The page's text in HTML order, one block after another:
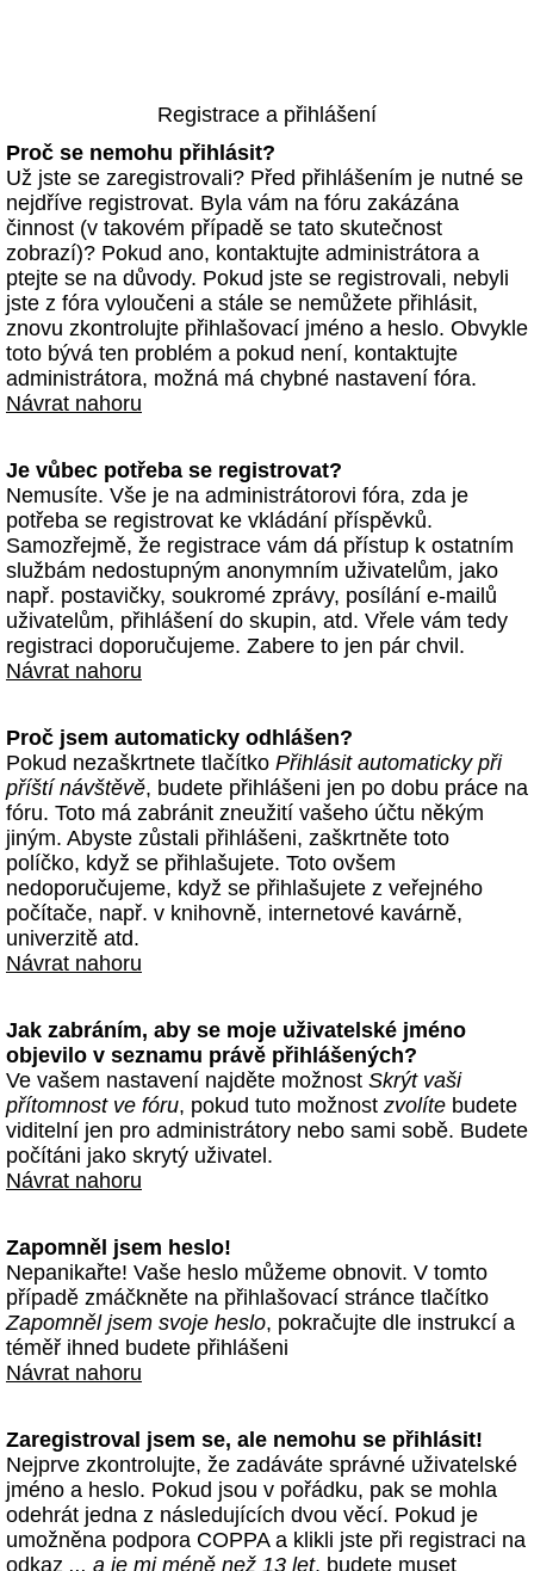
Registrace a přihlášení
Proč se nemohu přihlásit?
Už jste se zaregistrovali? Před přihlášením je nutné se
nejdříve registrovat. Byla vám na fóru zakázána
činnost (v takovém případě se tato skutečnost
zobrazí)? Pokud ano, kontaktujte administrátora a
ptejte se na důvody. Pokud jste se registrovali, nebyli
jste z fóra vyloučeni a stále se nemůžete přihlásit,
znovu zkontrolujte přihlašovací jméno a heslo. Obvykle
toto bývá ten problém a pokud není, kontaktujte
administrátora, možná má chybné nastavení fóra.
Návrat nahoru
Je vůbec potřeba se registrovat?
Nemusíte. Vše je na administrátorovi fóra, zda je
potřeba se registrovat ke vkládání příspěvků.
Samozřejmě, že registrace vám dá přístup k ostatním
službám nedostupným anonymním uživatelům, jako
např. postavičky, soukromé zprávy, posílání e-mailů
uživatelům, přihlášení do skupin, atd. Vřele vám tedy
registraci doporučujeme. Zabere to jen pár chvil.
Návrat nahoru
Proč jsem automaticky odhlášen?
Pokud nezaškrtnete tlačítko Přihlásit automaticky při
příští návštěvě, budete přihlášeni jen po dobu práce na
fóru. Toto má zabránit zneužití vašeho účtu někým
jiným. Abyste zůstali přihlášeni, zaškrtněte toto
políčko, když se přihlašujete. Toto ovšem
nedoporučujeme, když se přihlašujete z veřejného
počítače, např. v knihovně, internetové kavárně,
univerzitě atd.
Návrat nahoru
Jak zabráním, aby se moje uživatelské jméno
objevilo v seznamu právě přihlášených?
Ve vašem nastavení najděte možnost Skrýt vaši
přítomnost ve fóru, pokud tuto možnost zvolíte budete
viditelní jen pro administrátory nebo sami sobě. Budete
počítáni jako skrytý uživatel.
Návrat nahoru
Zapomněl jsem heslo!
Nepanikařte! Vaše heslo můžeme obnovit. V tomto
případě zmáčkněte na přihlašovací stránce tlačítko
Zapomněl jsem svoje heslo, pokračujte dle instrukcí a
téměř ihned budete přihlášeni
Návrat nahoru
Zaregistroval jsem se, ale nemohu se přihlásit!
Nejprve zkontrolujte, že zadáváte správné uživatelské
jméno a heslo. Pokud jsou v pořádku, pak se mohla
odehrát jedna z následujících dvou věcí. Pokud je
umožněna podpora COPPA a klikli jste při registraci na
odkaz ... a je mi méně než 13 let, budete muset